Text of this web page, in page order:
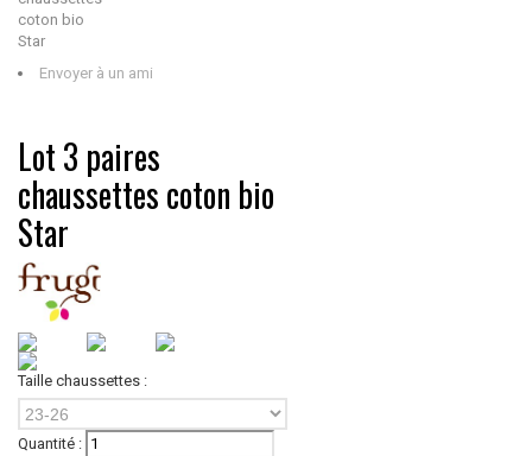
Envoyer à un ami
Lot 3 paires
chaussettes coton bio
Star
Taille chaussettes :
23-26
Quantité :